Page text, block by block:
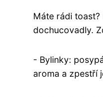
Máte rádi
dochucovadly.
- Bylinky:
aroma a zpestří